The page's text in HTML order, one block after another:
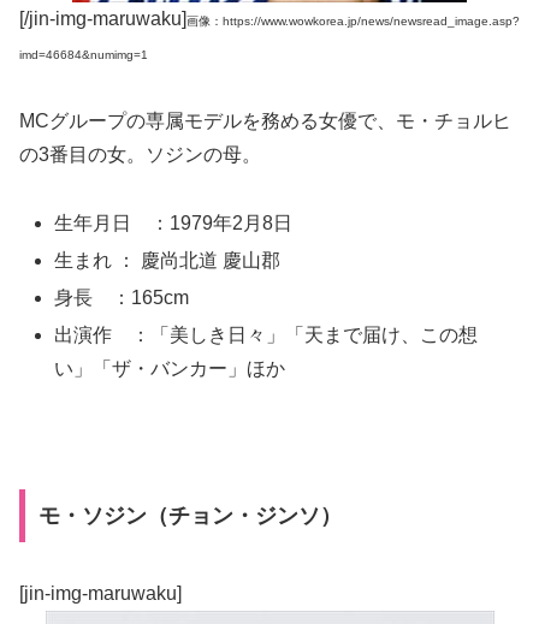
[/jin-img-maruwaku]画像：https://www.wowkorea.jp/news/newsread_image.asp?
imd=46684&numimg=1
MCグループの専属モデルを務める女優で、モ・チョルヒ
の3番目の女。ソジンの母。
生年月日 ：1979年2月8日
生まれ ： 慶尚北道 慶山郡
身長 ：165cm
出演作 ：「美しき日々」「天まで届け、この想
い」「ザ・バンカー」ほか
モ・ソジン（チョン・ジンソ）
[jin-img-maruwaku]